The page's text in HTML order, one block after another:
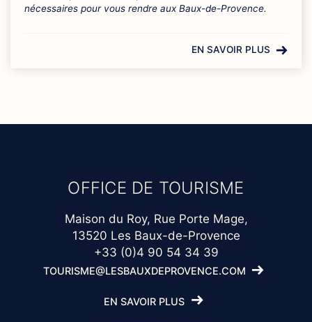
nécessaires pour vous rendre aux Baux-de-Provence.
EN SAVOIR PLUS
OFFICE DE TOURISME
Maison du Roy, Rue Porte Mage,
13520 Les Baux-de-Provence
+33 (0)4 90 54 34 39
TOURISME@LESBAUXDEPROVENCE.COM
EN SAVOIR PLUS